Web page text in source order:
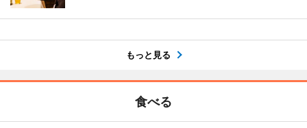
もっと見る
食べる